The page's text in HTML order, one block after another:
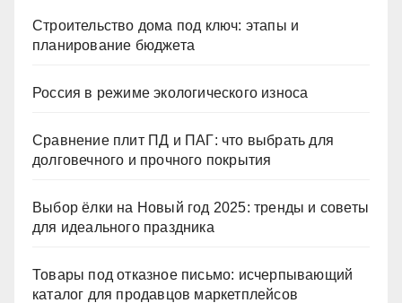
Строительство дома под ключ: этапы и
планирование бюджета
Россия в режиме экологического износа
Сравнение плит ПД и ПАГ: что выбрать для
долговечного и прочного покрытия
Выбор ёлки на Новый год 2025: тренды и советы
для идеального праздника
Товары под отказное письмо: исчерпывающий
каталог для продавцов маркетплейсов